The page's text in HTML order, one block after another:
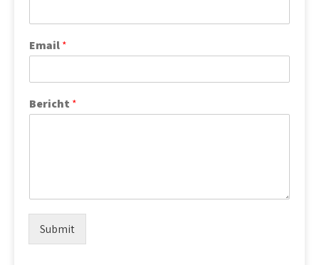
Email*
Bericht *
Submit